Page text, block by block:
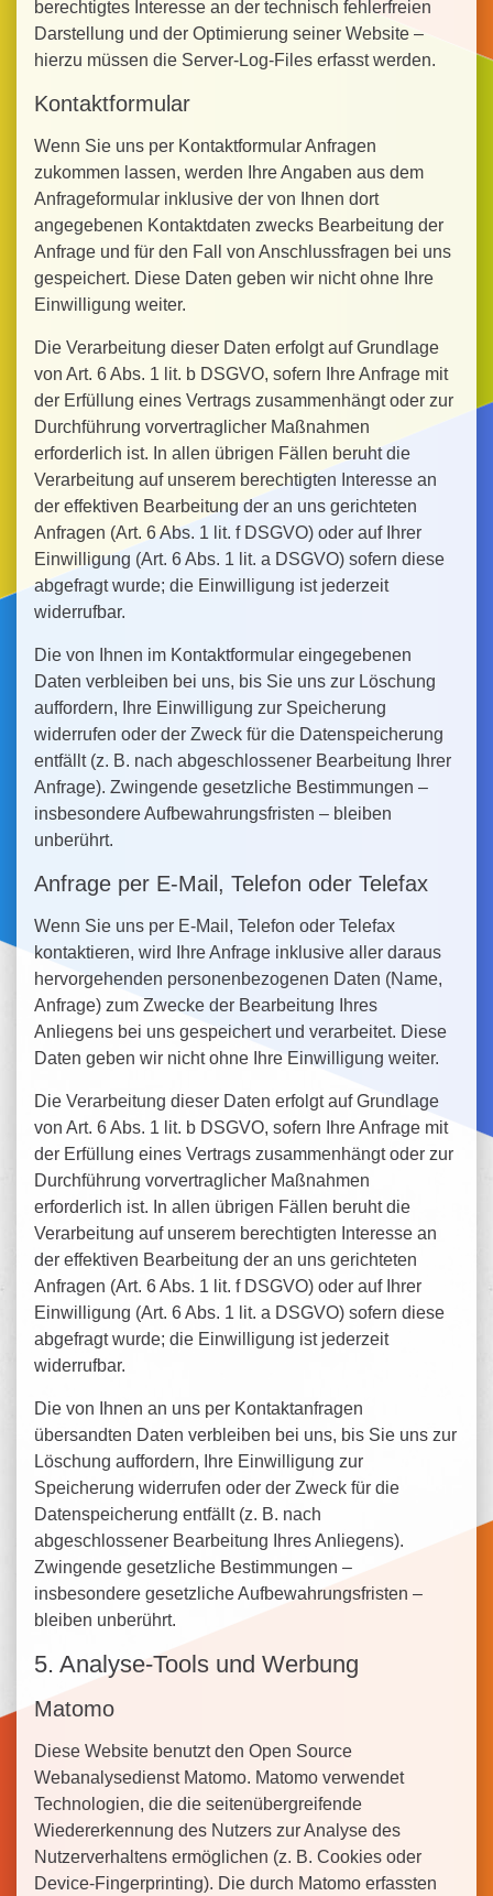
berechtigtes Interesse an der technisch fehlerfreien
Darstellung und der Optimierung seiner Website –
hierzu müssen die Server-Log-Files erfasst werden.
Kontaktformular
Wenn Sie uns per Kontaktformular Anfragen
zukommen lassen, werden Ihre Angaben aus dem
Anfrageformular inklusive der von Ihnen dort
angegebenen Kontaktdaten zwecks Bearbeitung der
Anfrage und für den Fall von Anschlussfragen bei uns
gespeichert. Diese Daten geben wir nicht ohne Ihre
Einwilligung weiter.
Die Verarbeitung dieser Daten erfolgt auf Grundlage
von Art. 6 Abs. 1 lit. b DSGVO, sofern Ihre Anfrage mit
der Erfüllung eines Vertrags zusammenhängt oder zur
Durchführung vorvertraglicher Maßnahmen
erforderlich ist. In allen übrigen Fällen beruht die
Verarbeitung auf unserem berechtigten Interesse an
der effektiven Bearbeitung der an uns gerichteten
Anfragen (Art. 6 Abs. 1 lit. f DSGVO) oder auf Ihrer
Einwilligung (Art. 6 Abs. 1 lit. a DSGVO) sofern diese
abgefragt wurde; die Einwilligung ist jederzeit
widerrufbar.
Die von Ihnen im Kontaktformular eingegebenen
Daten verbleiben bei uns, bis Sie uns zur Löschung
auffordern, Ihre Einwilligung zur Speicherung
widerrufen oder der Zweck für die Datenspeicherung
entfällt (z. B. nach abgeschlossener Bearbeitung Ihrer
Anfrage). Zwingende gesetzliche Bestimmungen –
insbesondere Aufbewahrungsfristen – bleiben
unberührt.
Anfrage per E-Mail, Telefon oder Telefax
Wenn Sie uns per E-Mail, Telefon oder Telefax
kontaktieren, wird Ihre Anfrage inklusive aller daraus
hervorgehenden personenbezogenen Daten (Name,
Anfrage) zum Zwecke der Bearbeitung Ihres
Anliegens bei uns gespeichert und verarbeitet. Diese
Daten geben wir nicht ohne Ihre Einwilligung weiter.
Die Verarbeitung dieser Daten erfolgt auf Grundlage
von Art. 6 Abs. 1 lit. b DSGVO, sofern Ihre Anfrage mit
der Erfüllung eines Vertrags zusammenhängt oder zur
Durchführung vorvertraglicher Maßnahmen
erforderlich ist. In allen übrigen Fällen beruht die
Verarbeitung auf unserem berechtigten Interesse an
der effektiven Bearbeitung der an uns gerichteten
Anfragen (Art. 6 Abs. 1 lit. f DSGVO) oder auf Ihrer
Einwilligung (Art. 6 Abs. 1 lit. a DSGVO) sofern diese
abgefragt wurde; die Einwilligung ist jederzeit
widerrufbar.
Die von Ihnen an uns per Kontaktanfragen
übersandten Daten verbleiben bei uns, bis Sie uns zur
Löschung auffordern, Ihre Einwilligung zur
Speicherung widerrufen oder der Zweck für die
Datenspeicherung entfällt (z. B. nach
abgeschlossener Bearbeitung Ihres Anliegens).
Zwingende gesetzliche Bestimmungen –
insbesondere gesetzliche Aufbewahrungsfristen –
bleiben unberührt.
5. Analyse-Tools und Werbung
Matomo
Diese Website benutzt den Open Source
Webanalysedienst Matomo. Matomo verwendet
Technologien, die die seitenübergreifende
Wiedererkennung des Nutzers zur Analyse des
Nutzerverhaltens ermöglichen (z. B. Cookies oder
Device-Fingerprinting). Die durch Matomo erfassten